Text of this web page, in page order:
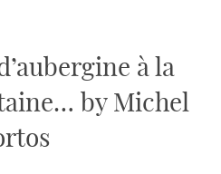
à la
by Michel